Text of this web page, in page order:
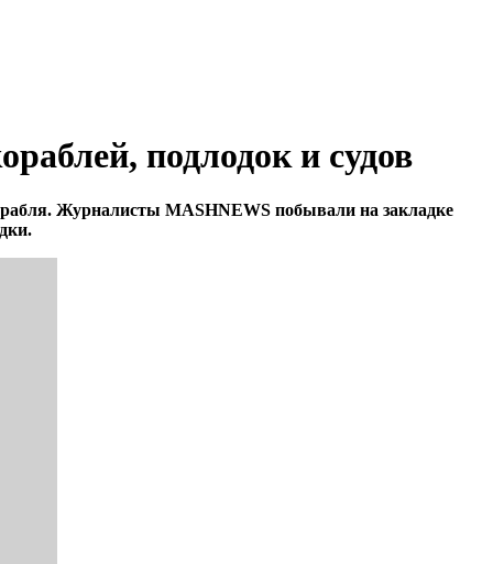
подлодок и судов
Журналисты MASHNEWS побывали на закладке